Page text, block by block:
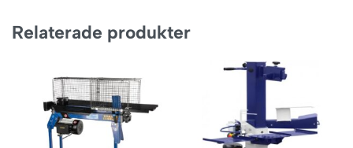
Relaterade produkter